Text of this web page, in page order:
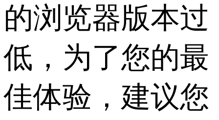
的浏览器版本过
低，为了您的最
佳体验，建议您